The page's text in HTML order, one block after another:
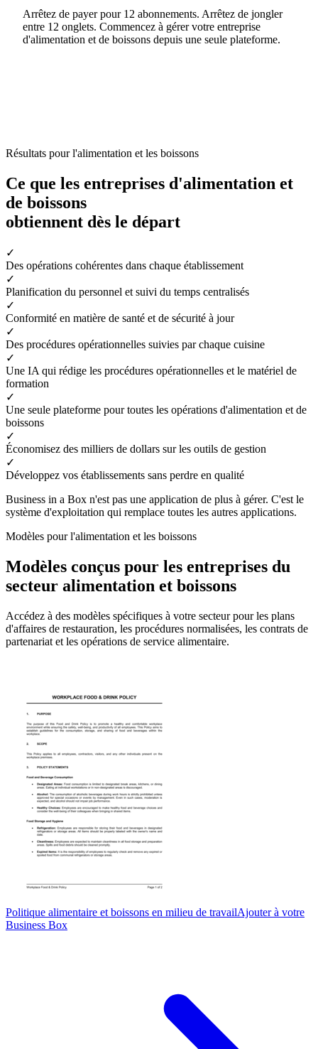
Arrêtez de payer pour 12 abonnements. Arrêtez de jongler
entre 12 onglets. Commencez à gérer votre entreprise
d'alimentation et de boissons depuis une seule plateforme.
Résultats pour l'alimentation et les boissons
Ce que les entreprises d'alimentation et
de boissons
obtiennent dès le départ
✓
Des opérations cohérentes dans chaque établissement
✓
Planification du personnel et suivi du temps centralisés
✓
Conformité en matière de santé et de sécurité à jour
✓
Des procédures opérationnelles suivies par chaque cuisine
✓
Une IA qui rédige les procédures opérationnelles et le matériel de
formation
✓
Une seule plateforme pour toutes les opérations d'alimentation et de
boissons
✓
Économisez des milliers de dollars sur les outils de gestion
✓
Développez vos établissements sans perdre en qualité
Business in a Box n'est pas une application de plus à gérer. C'est le
système d'exploitation qui remplace toutes les autres applications.
Modèles pour l'alimentation et les boissons
Modèles conçus pour les entreprises du
secteur alimentation et boissons
Accédez à des modèles spécifiques à votre secteur pour les plans
d'affaires de restauration, les procédures normalisées, les contrats de
partenariat et les opérations de service alimentaire.
Politique alimentaire et boissons en milieu de travailAjouter à votre
Business Box